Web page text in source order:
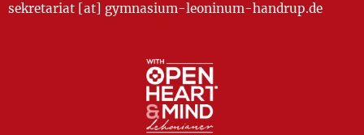
sekretariat [at] gymnasium-leoninum-handrup.de